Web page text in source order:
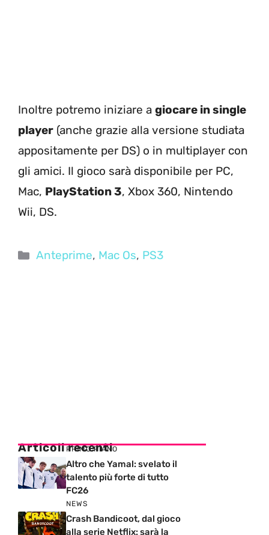
Inoltre potremo iniziare a giocare in single
player (anche grazie alla versione studiata
appositamente per DS) o in multiplayer con
gli amici. Il gioco sarà disponibile per PC,
Mac, PlayStation 3, Xbox 360, Nintendo
Wii, DS.
Categorie
Anteprime, Mac Os, PS3
Articoli recenti
PRIMO PIANO
Altro che Yamal: svelato il
talento più forte di tutto
FC26
NEWS
Crash Bandicoot, dal gioco
alla serie Netflix: sarà la